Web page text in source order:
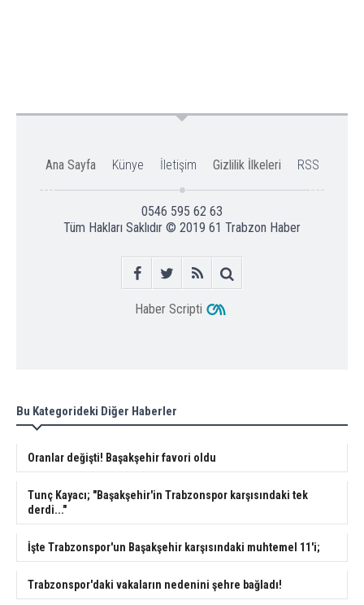
Ana Sayfa Künye İletişim Gizlilik İlkeleri RSS
0546 595 62 63
Tüm Hakları Saklıdır © 2019 61 Trabzon Haber
Haber Scripti
Bu Kategorideki Diğer Haberler
Oranlar değişti! Başakşehir favori oldu
Tunç Kayacı; "Başakşehir'in Trabzonspor karşısındaki tek
derdi..."
İşte Trabzonspor'un Başakşehir karşısındaki muhtemel 11'i;
Trabzonspor'daki vakaların nedenini şehre bağladı!